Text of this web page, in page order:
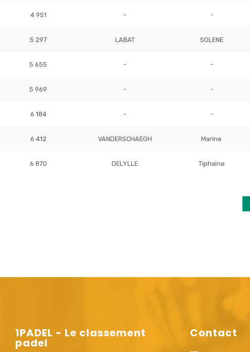
4 951 - -
5 297 LABAT SOLENE
5 655 - -
5 969 - -
6 184 - -
6 412 VANDERSCHAEGH Marine
6 870 DELYLLE Tiphaine
1PADEL - Le classement
padel
Contact